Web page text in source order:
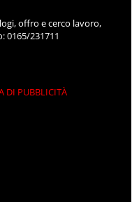
offro e cerco lavoro,
0165/231711
DI PUBBLICITÀ